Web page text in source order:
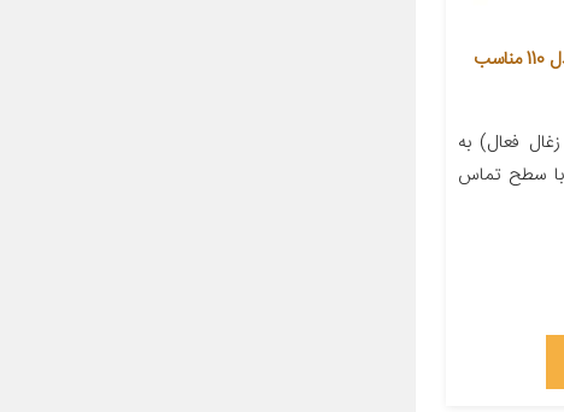
فیلتر کربن فعال کابین خودرو مدل 110 مناسب
فعال) به
با سطح تماس